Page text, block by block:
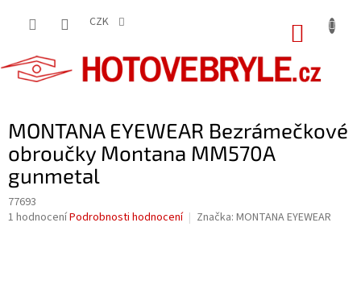
CZK
MONTANA EYEWEAR Bezrámečkové
obroučky Montana MM570A
gunmetal
77693
Průměrné
1 hodnoceníPodrobnosti hodnocení Značka: MONTANA EYEWEAR